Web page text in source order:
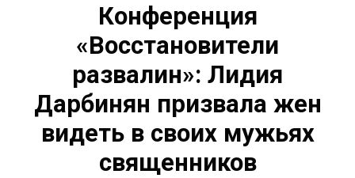
Конференция
«Восстановители
развалин»: Лидия
Дарбинян призвала жен
видеть в своих мужьях
священников